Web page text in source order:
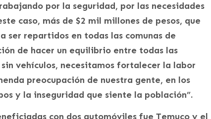
por la seguridad, por las necesidades
caso, más de $2 mil millones de pesos, que
ser repartidos en todas las comunas de
de hacer un equilibrio entre todas las
vehículos, necesitamos fortalecer la labor
preocupación de nuestra gente, en los
y la inseguridad que siente la población”.
con dos automóviles fue Temuco y el